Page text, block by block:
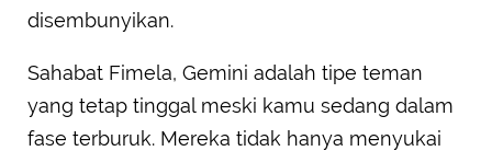
disembunyikan.
Sahabat Fimela, Gemini adalah tipe teman
yang tetap tinggal meski kamu sedang dalam
fase terburuk. Mereka tidak hanya menyukai